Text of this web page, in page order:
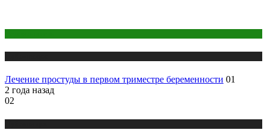
Лечение простуды в первом триместре беременности 01
2 года назад
02